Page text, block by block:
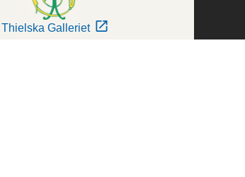
Thielska Galleriet